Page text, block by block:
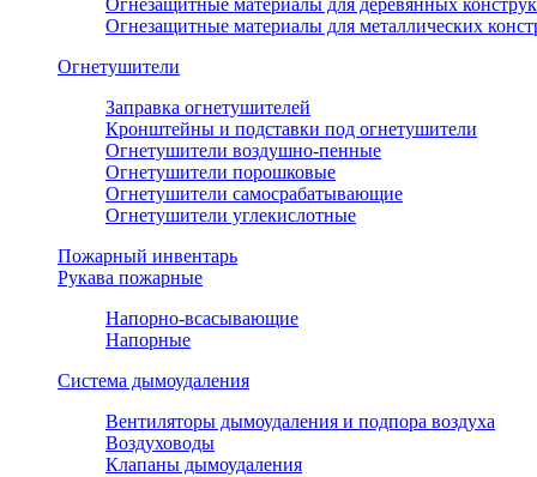
Огнезащитные материалы для деревянных
Огнезащитные материалы для металлических
Огнетушители
Заправка огнетушителей
Кронштейны и подставки под огнетушители
Огнетушители воздушно-пенные
Огнетушители порошковые
Огнетушители самосрабатывающие
Огнетушители углекислотные
Пожарный инвентарь
Рукава пожарные
Напорно-всасывающие
Напорные
Система дымоудаления
Вентиляторы дымоудаления и подпора воздуха
Воздуховоды
Клапаны дымоудаления